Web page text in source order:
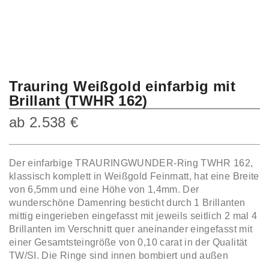
Trauring Weißgold einfarbig mit
Brillant (TWHR 162)
ab 2.538€
Der einfarbige TRAURINGWUNDER-Ring TWHR 162,
klassisch komplett in Weißgold Feinmatt, hat eine Breite
von 6,5mm und eine Höhe von 1,4mm. Der
wunderschöne Damenring besticht durch 1 Brillanten
mittig eingerieben eingefasst mit jeweils seitlich 2 mal 4
Brillanten im Verschnitt quer aneinander eingefasst mit
einer Gesamtsteingröße von 0,10 carat in der Qualität
TW/SI. Die Ringe sind innen bombiert und außen